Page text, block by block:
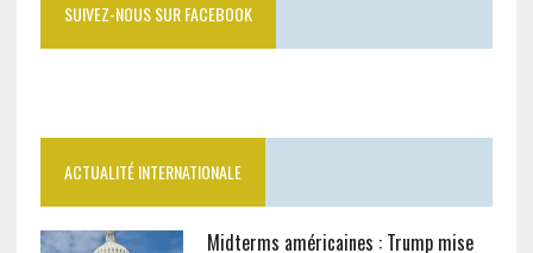
SUIVEZ-NOUS SUR FACEBOOK
ACTUALITÉ INTERNATIONALE
Midterms américaines : Trump mise